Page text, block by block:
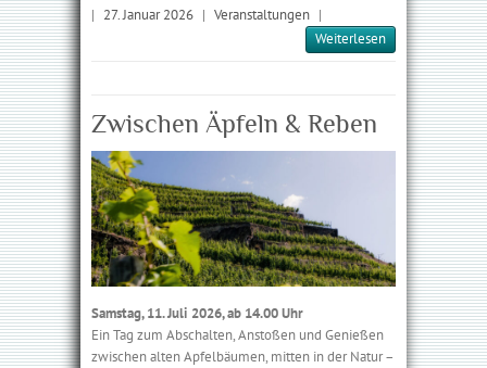
| 27. Januar 2026 | Veranstaltungen |
Weiterlesen
Zwischen Äpfeln & Reben
Samstag, 11. Juli 2026, ab 14.00 Uhr
Ein Tag zum Abschalten, Anstoßen und Genießen
zwischen alten Apfelbäumen, mitten in der Natur –